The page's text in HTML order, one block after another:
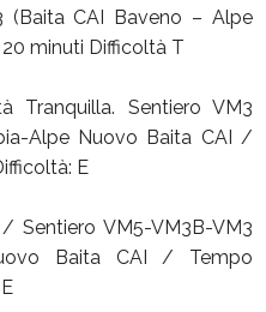
(Baita CAI Baveno – Alpe
minuti Difficoltà T
Tranquilla. Sentiero VM3
Alpe Nuovo Baita CAI /
E
Sentiero VM5-VM3B-VM3
Baita CAI / Tempo